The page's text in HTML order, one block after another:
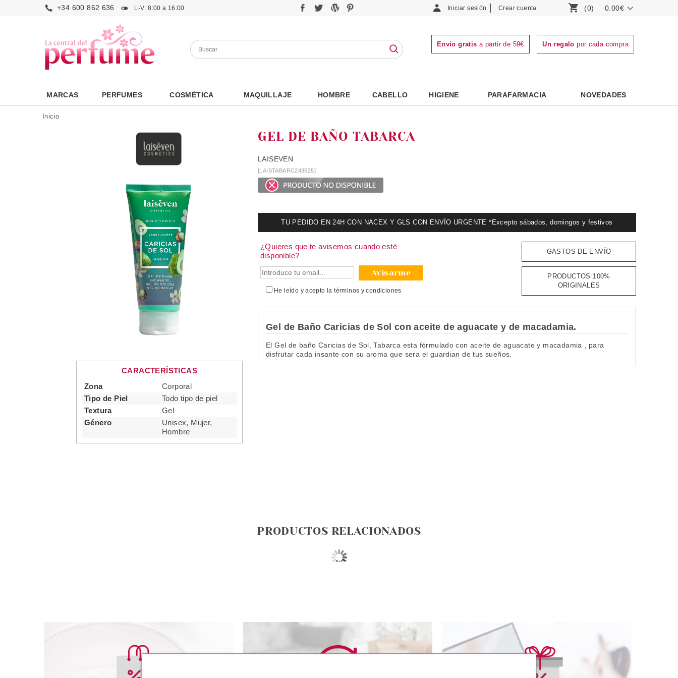
+34 600 862 636 L-V: 8:00 a 16:00 Iniciar sesión Crear cuenta (0) 0.00€
Envío gratis a partir de 59€ Un regalo por cada compra
MARCAS PERFUMES COSMÉTICA MAQUILLAJE HOMBRE CABELLO HIGIENE PARAFARMACIA NOVEDADES
Inicio
CARACTERÍSTICAS
Zona
Corporal
Tipo de Piel
Todo tipo de piel
Textura
Gel
Género
Unisex, Mujer,
Hombre
GEL DE BAÑO TABARCA
LAISEVEN
[LAISTABARC243525]
TU PEDIDO EN 24H CON NACEX Y GLS CON ENVÍO URGENTE *Excepto sábados, domingos y festivos
¿Quieres que te avisemos cuando esté
disponible?
Avisarme
He leído y acepto latérminos y condiciones
GASTOS DE ENVÍO
PRODUCTOS 100%
ORIGINALES
Gel de Baño Caricias de Sol con aceite de aguacate y de macadamia.
El Gel de baño Caricias de Sol, Tabarca esta fórmulado con aceite de aguacate y macadamia , para
disfrutar cada insante con su aroma que sera el guardian de tus sueños.
PRODUCTOS RELACIONADOS